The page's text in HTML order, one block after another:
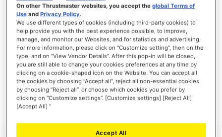
NEUE KUNDEN
Ihre Anmeldung hat viele Vorteile: schnellerer Bestellvorgang, speichern von mehreren
Adressen, Sendungsverfolgung und vieles mehr.
EIN KONTO ERSTELLEN
On other Thrustmaster websites, you accept theglobal Terms of
Use andPrivacy Policy.
We use different types of cookies (including third-party cookies) to
help provide you with the best experience possible, to improve,
manage, and monitor our Websites, and for statistics and advertising.
For more information, please click on “Customize setting”, then on the
type, and on “View Vendor Details”. After this pop-in will be closed,
you are still able to change your cookies preferences at any time by
clicking on a cookie-shaped icon on the Website. You can accept all
the cookies by choosing “Accept all”, reject all non-essential cookies
by choosing “Reject all”, or choose which cookies you prefer by
clicking on “Customize settings”. [Customize settings] [Reject All]
[Accept All] ”
Accept All